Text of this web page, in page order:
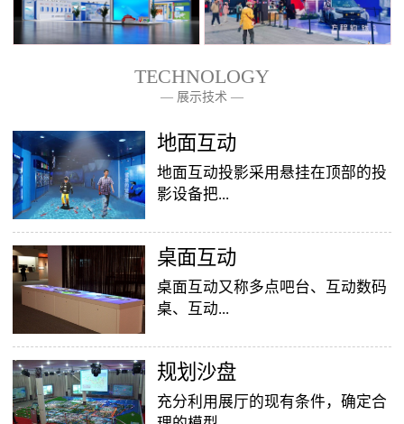
TECHNOLOGY
— 展示技术 —
地面互动
地面互动投影采用悬挂在顶部的投
影设备把...
影像效果投射到地面，当参访着走
至投影区域时，通过系统识别，参
访者可以直接使用双脚或动作与投
效果就会随着你的脚步产生相应的
变幻。地面互动投影系统是集虚拟
互动投影项目，包括水波纹、翻
桌面互动
桌面互动又称多点吧台、互动数码
桌、互动...
投影桌面，让普通的吧台（桌面）
变成一个多媒体互动娱乐游戏消费
平台，图文并茂，形式新颖，令桌
​规划沙盘
充分利用展厅的现有条件，确定合